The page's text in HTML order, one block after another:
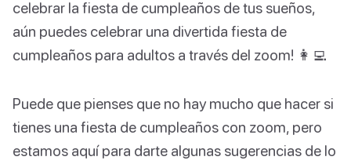
celebrar la fiesta de cumpleaños de tus sueños,
aún puedes celebrar una divertida fiesta de
cumpleaños para adultos a través del zoom! 👩‍💻
Puede que pienses que no hay mucho que hacer si
tienes una fiesta de cumpleaños con zoom, pero
estamos aquí para darte algunas sugerencias de lo